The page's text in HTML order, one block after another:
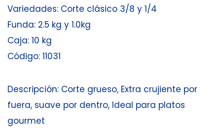
Variedades: Corte clásico 3/8 y 1/4
Funda: 2.5 kg y 1.0kg
Caja: 10 kg
Código: 11031
Descripción: Corte grueso, Extra crujiente por
fuera, suave por dentro, Ideal para platos
gourmet